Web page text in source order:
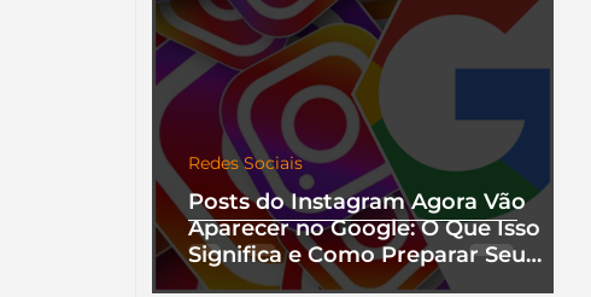
Posts do Instagram Agora Vão
Aparecer no Google: O Que Isso
Significa e Como Preparar Seu
Perfil
Redes Sociais